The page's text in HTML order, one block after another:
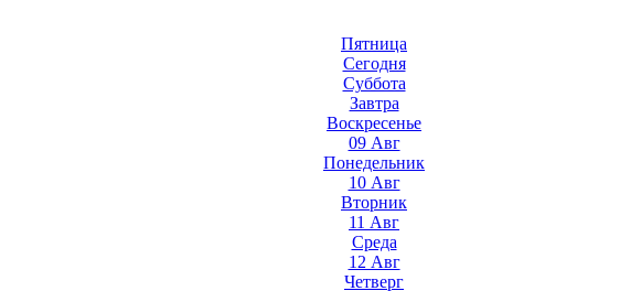
Пятница
Сегодня
Суббота
Завтра
Воскресенье
09 Авг
Понедельник
10 Авг
Вторник
11 Авг
Среда
12 Авг
Четверг